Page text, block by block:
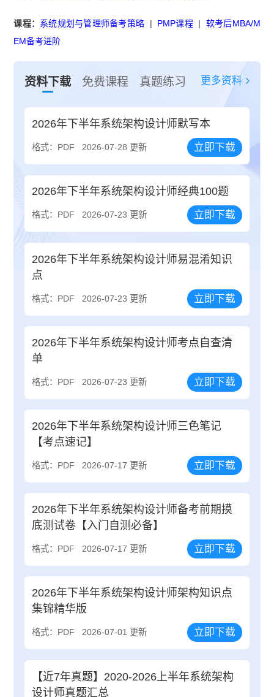
课程： 系统规划与管理师备考策略 | PMP课程| 软考后MBA/M
EM备考进阶
资料下载 免费课程 真题练习 更多资料
2026年下半年系统架构设计师默写本
格式：PDF 2026-07-28 更新 立即下载
2026年下半年系统架构设计师经典100题
格式：PDF 2026-07-23 更新 立即下载
2026年下半年系统架构设计师易混淆知识
点
格式：PDF 2026-07-23 更新 立即下载
2026年下半年系统架构设计师考点自查清
单
格式：PDF 2026-07-23 更新 立即下载
2026年下半年系统架构设计师三色笔记
【考点速记】
格式：PDF 2026-07-17 更新 立即下载
2026年下半年系统架构设计师备考前期摸
底测试卷【入门自测必备】
格式：PDF 2026-07-17 更新 立即下载
2026年下半年系统架构设计师架构知识点
集锦精华版
格式：PDF 2026-07-01 更新 立即下载
【近7年真题】2020-2026上半年系统架构
设计师真题汇总